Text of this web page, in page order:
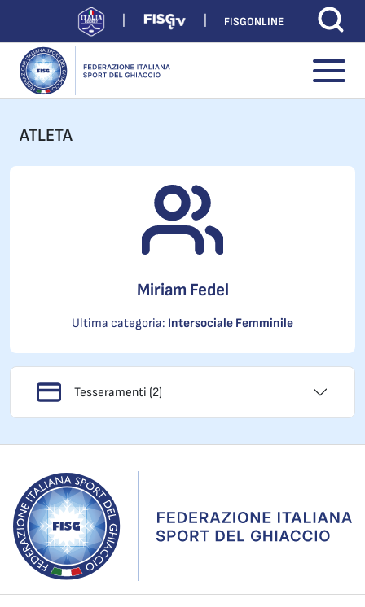
FISGONLINE
ATLETA
Miriam Fedel
Ultima categoria: Intersociale Femminile
Tesseramenti (2)